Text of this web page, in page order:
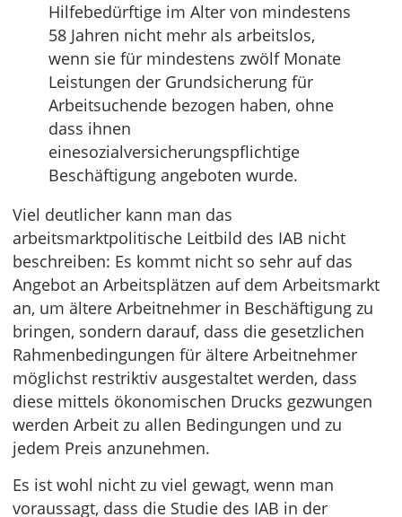
Hilfebedürftige im Alter von mindestens
58 Jahren nicht mehr als arbeitslos,
wenn sie für mindestens zwölf Monate
Leistungen der Grundsicherung für
Arbeitsuchende bezogen haben, ohne
dass ihnen
einesozialversicherungspflichtige
Beschäftigung angeboten wurde.
Viel deutlicher kann man das
arbeitsmarktpolitische Leitbild des IAB nicht
beschreiben: Es kommt nicht so sehr auf das
Angebot an Arbeitsplätzen auf dem Arbeitsmarkt
an, um ältere Arbeitnehmer in Beschäftigung zu
bringen, sondern darauf, dass die gesetzlichen
Rahmenbedingungen für ältere Arbeitnehmer
möglichst restriktiv ausgestaltet werden, dass
diese mittels ökonomischen Drucks gezwungen
werden Arbeit zu allen Bedingungen und zu
jedem Preis anzunehmen.
Es ist wohl nicht zu viel gewagt, wenn man
voraussagt, dass die Studie des IAB in der